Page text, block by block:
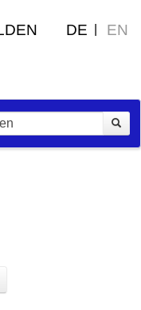
DE EN